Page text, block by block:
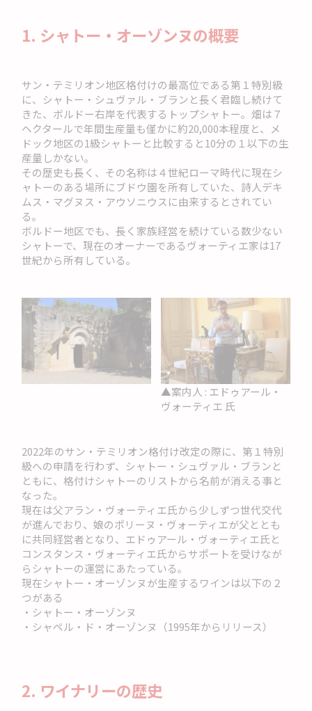
1. シャトー・オーゾンヌの概要
サン・テミリオン地区格付けの最高位である第１特別級
に、シャトー・シュヴァル・ブランと長く君臨し続けて
きた、ボルドー右岸を代表するトップシャトー。畑は７
ヘクタールで年間生産量も僅かに約20,000本程度と、メ
ドック地区の1級シャトーと比較すると10分の１以下の生
産量しかない。
その歴史も長く、その名称は４世紀ローマ時代に現在シ
ャトーのある場所にブドウ園を所有していた、詩人デキ
ムス・マグヌス・アウソニウスに由来するとされてい
る。
ボルドー地区でも、長く家族経営を続けている数少ない
シャトーで、現在のオーナーであるヴォーティエ家は17
世紀から所有している。
▲案内人 : エドゥアール・
ヴォーティエ 氏
2022年のサン・テミリオン格付け改定の際に、第１特別
級への申請を行わず、シャトー・シュヴァル・ブランと
ともに、格付けシャトーのリストから名前が消える事と
なった。
現在は父アラン・ヴォーティエ氏から少しずつ世代交代
が進んでおり、娘のポリーヌ・ヴォーティエが父ととも
に共同経営者となり、エドゥアール・ヴォーティエ氏と
コンスタンス・ヴォーティエ氏からサポートを受けなが
らシャトーの運営にあたっている。
現在シャトー・オーゾンヌが生産するワインは以下の２
つがある
・シャトー・オーゾンヌ
・シャペル・ド・オーゾンヌ（1995年からリリース）
2. ワイナリーの歴史